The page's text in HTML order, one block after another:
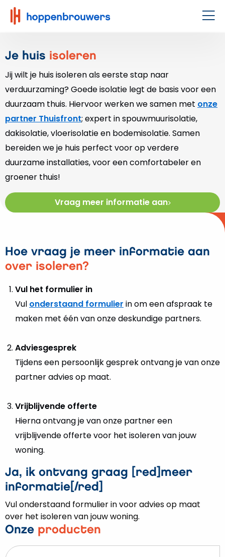
Hoppenbrouwers
|
techniek
leeft
Je huis isoleren
Jij wilt je huis isoleren als eerste stap naar
verduurzaming? Goede isolatie legt de basis voor een
duurzaam thuis. Hiervoor werken we samen met onze
partner Thuisfront; expert in spouwmuurisolatie,
dakisolatie, vloerisolatie en bodemisolatie. Samen
bereiden we je huis perfect voor op verdere
duurzame installaties, voor een comfortabeler en
groener thuis!
Vraag meer informatie aan
Hoe vraag je meer informatie aan
over isoleren?
Vul het formulier in
Vul onderstaand formulier in om een afspraak te
maken met één van onze deskundige partners.
Adviesgesprek
Tijdens een persoonlijk gesprek ontvang je van onze
partner advies op maat.
Vrijblijvende offerte
Hierna ontvang je van onze partner een
vrijblijvende offerte voor het isoleren van jouw
woning.
Ja, ik ontvang graag [red]meer
informatie[/red]
Vul onderstaand formulier in voor advies op maat
over het isoleren van jouw woning.
Onze producten